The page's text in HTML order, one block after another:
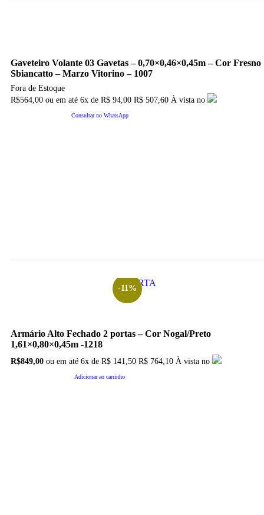
Gaveteiro Volante 03 Gavetas – 0,70×0,46×0,45m – Cor Fresno
Sbiancatto – Marzo Vitorino – 1007
Fora de Estoque
R$564,00 ou em até 6x de R$ 94,00 R$ 507,60 À vista no
Consultar no WhatsApp
-11%
OFERTA
Armário Alto Fechado 2 portas – Cor Nogal/Preto
1,61×0,80×0,45m -1218
O
R$849,00Oou em até 6x de R$ 141,50 R$ 764,10 À vista no
Adicionar ao carrinho